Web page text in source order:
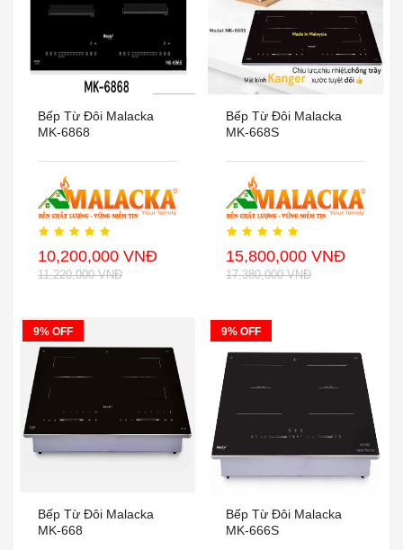
Bếp Từ Đôi Malacka
MK-6868
10,200,000 VNĐ
11,220,000 VNĐ
Bếp Từ Đôi Malacka
MK-668S
15,800,000 VNĐ
17,380,000 VNĐ
9% OFF
Bếp Từ Đôi Malacka
MK-668
9% OFF
Bếp Từ Đôi Malacka
MK-666S